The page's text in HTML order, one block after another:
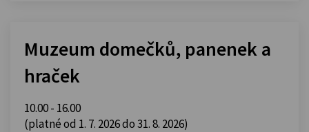
Muzeum domečků, panenek a
hraček
10.00 - 16.00
(platné od 1. 7. 2026 do 31. 8. 2026)